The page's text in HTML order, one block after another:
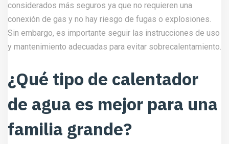
considerados más seguros ya que no requieren una
conexión de gas y no hay riesgo de fugas o explosiones.
Sin embargo, es importante seguir las instrucciones de uso
y mantenimiento adecuadas para evitar sobrecalentamiento.
¿Qué tipo de calentador
de agua es mejor para una
familia grande?